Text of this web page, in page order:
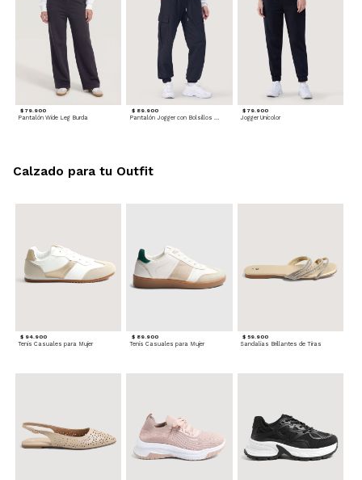
$ 79.900
Pantalón Wide Leg Burda
$ 89.900
Pantalón Jogger con Bolsillos Cargo
$ 79.900
Jogger Unicolor
$ 94.900
Tenis Casuales para Mujer
$ 89.900
Tenis Casuales para Mujer
$ 59.900
Sandalias Brillantes de Tiras
Calzado para tu Outfit